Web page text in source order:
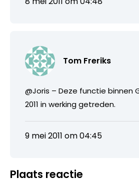
Tom Freriks
@Joris – Deze functie binnen
2011 in werking getreden.
9 mei 2011 om 04:45
Plaats reactie